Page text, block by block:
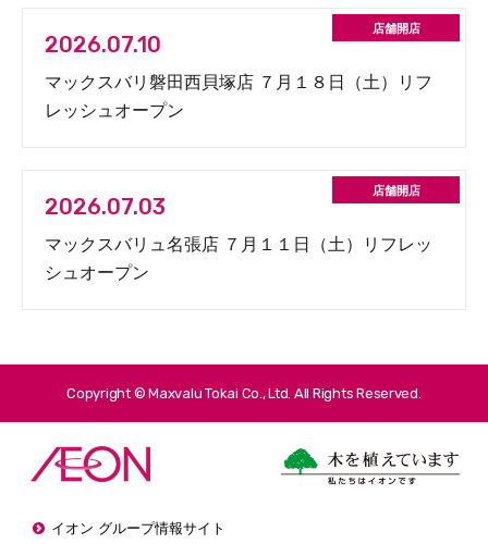
2026.07.10
マックスバリ磐田西貝塚店 ７月１８日（土）リフ
レッシュオープン
2026.07.03
マックスバリュ名張店 ７月１１日（土）リフレッ
シュオープン
Copyright © Maxvalu Tokai Co., Ltd. All Rights Reserved.
イオン グループ情報サイト